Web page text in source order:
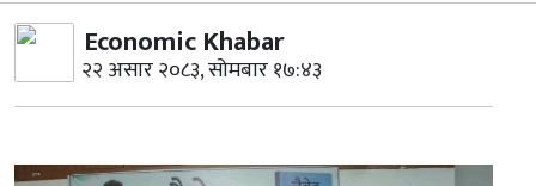
Economic Khabar
२२ असार २०८३, सोमबार १७:४३